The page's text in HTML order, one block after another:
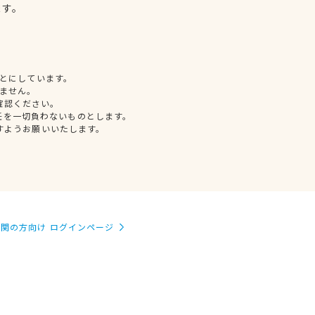
。
しています。
せん。
ください。
一切負わないものとします。
うお願いいたします。
の方向け ログインページ